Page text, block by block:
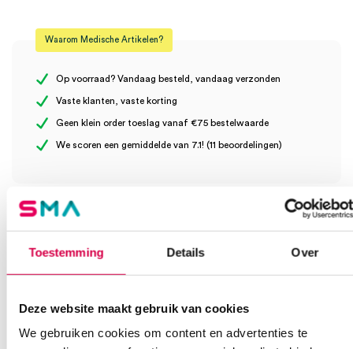
Toestemming Details Over
Deze website maakt gebruik van cookies
We gebruiken cookies om content en advertenties te
Er zijn nog geen beoordelingen.
en limoen (50)” te beoordelen
Waarom Medische Artikelen?
Op voorraad? Vandaag besteld, vandaag verzonden
Vaste klanten, vaste korting
Geen klein order toeslag vanaf €75 bestelwaarde
We scoren een gemiddelde van 7.1! (11 beoordelingen)
Heb je een vraag?